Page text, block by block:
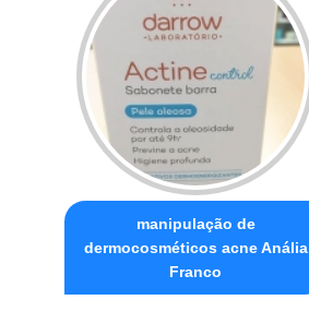
manipulação de
dermocosméticos acne Anália
Franco